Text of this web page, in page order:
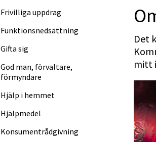
Det
mitt
Frivilliga uppdrag
Funktions­nedsättning
Gifta sig
God man, förvaltare,
förmyndare
Hjälp i hemmet
Hjälpmedel
Konsument­rådgivning